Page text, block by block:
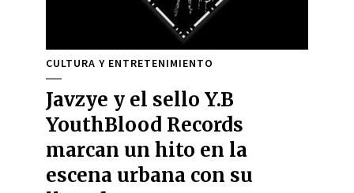
CULTURA Y ENTRETENIMIENTO
Javzye y el sello Y.B
YouthBlood Records
marcan un hito en la
escena urbana con su